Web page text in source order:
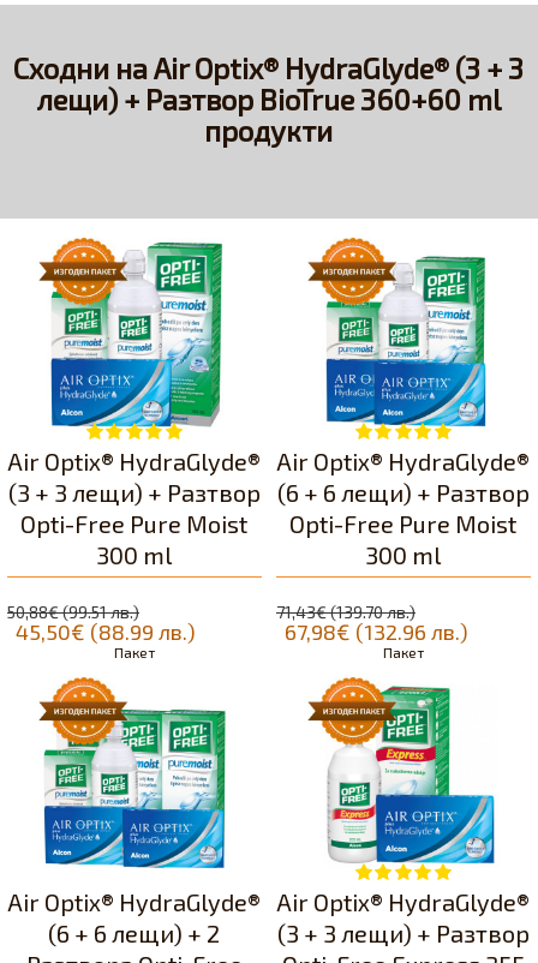
Сходни на Air Optix® HydraGlyde® (3 + 3
лещи) + Разтвор BioTrue 360+60 ml
продукти
Air Optix® HydraGlyde®
(3 + 3 лещи) + Разтвор
Opti-Free Pure Moist
300 ml
45,50€ (88.99 лв.)
50,88€ (99.51 лв.)
Пакет
Air Optix® HydraGlyde®
(6 + 6 лещи) + Разтвор
Opti-Free Pure Moist
300 ml
67,98€ (132.96 лв.)
71,43€ (139.70 лв.)
Пакет
Air Optix® HydraGlyde®
(6 + 6 лещи) + 2
Air Optix® HydraGlyde®
(3 + 3 лещи) + Разтвор